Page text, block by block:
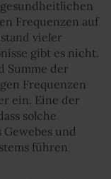
Frequenzen auf
vieler
gibt es nicht.
Summe der
Frequenzen
ein. Eine der
solche
und
führen